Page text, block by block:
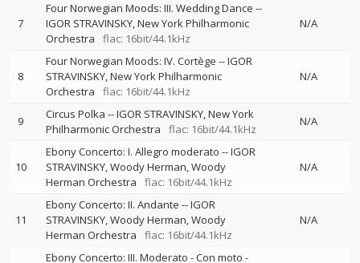
7
Four Norwegian Moods: III. Wedding Dance --
IGOR STRAVINSKY New York Philharmonic
Orchestra
flac: 16bit/44.1kHz
N/A
8
Four Norwegian Moods: IV. Cortège --IGOR
STRAVINSKY New York Philharmonic
Orchestra
flac: 16bit/44.1kHz
N/A
9 Circus Polka --IGOR STRAVINSKY New York
Philharmonic Orchestra
flac: 16bit/44.1kHz
N/A
10
Ebony Concerto: I. Allegro moderato --IGOR
STRAVINSKY Woody Herman Woody
Herman Orchestra
flac: 16bit/44.1kHz
N/A
11
Ebony Concerto: II. Andante --IGOR
STRAVINSKY Woody Herman Woody
Herman Orchestra
flac: 16bit/44.1kHz
N/A
Ebony Concerto: III. Moderato - Con moto -